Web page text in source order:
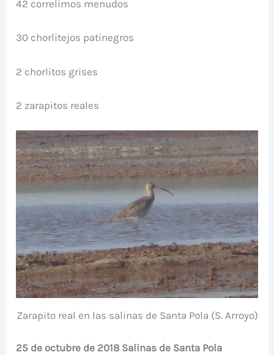
42 correlimos menudos
30 chorlitejos patinegros
2 chorlitos grises
2 zarapitos reales
Zarapito real en las salinas de Santa Pola (S. Arroyo)
25 de octubre de 2018 Salinas de Santa Pola